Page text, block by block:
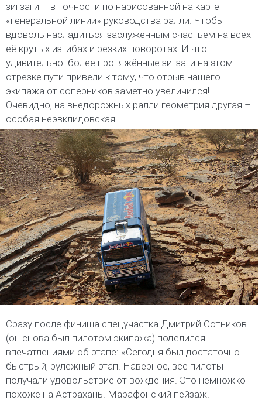
зигзаги – в точности по нарисованной на карте
«генеральной линии» руководства ралли. Чтобы
вдоволь насладиться заслуженным счастьем на всех
её крутых изгибах и резких поворотах! И что
удивительно: более протяжённые зигзаги на этом
отрезке пути привели к тому, что отрыв нашего
экипажа от соперников заметно увеличился!
Очевидно, на внедорожных ралли геометрия другая –
особая неэвклидовская.
Сразу после финиша спецучастка Дмитрий Сотников
(он снова был пилотом экипажа) поделился
впечатлениями об этапе: «Сегодня был достаточно
быстрый, рулёжный этап. Наверное, все пилоты
получали удовольствие от вождения. Это немножко
похоже на Астрахань. Марафонский пейзаж.